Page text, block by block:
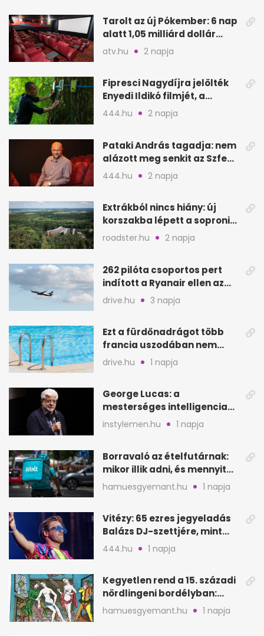
Tarolt az új Pókember: 6 nap
alatt 1,05 milliárd dollár
bevétel
atv.hu 2 napja
Fipresci Nagydíjra jelölték
Enyedi Ildikó filmjét, a
Csendes barátot
444.hu 2 napja
Pataki András tagadja: nem
alázott meg senkit az Szfe
felvételijén
444.hu 2 napja
Extrákból nincs hiány: új
korszakba lépett a soproni
Fagus Hotel
roadster.hu 2 napja
262 pilóta csoportos pert
indított a Ryanair ellen az
Egyesült Királyságban
drive.hu 3 napja
Ezt a fürdőnadrágot több
francia uszodában nem
fogadják el
drive.hu 1 napja
George Lucas: a
mesterséges intelligencia
lehet Hollywood következő
lépése
instylemen.hu 1 napja
Borravaló az ételfutárnak:
mikor illik adni, és mennyit
rendeléskor?
hamuesgyemant.hu 1 napja
Vitézy: 65 ezres jegyeladás
Balázs DJ-szettjére, mint
metró nélküli Puskás-meccs
444.hu 1 napja
Kegyetlen rend a 15. századi
nördlingeni bordélyban:
verés, éheztetés
hamuesgyemant.hu 1 napja